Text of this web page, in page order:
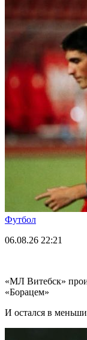
Футбол
06.08.26 22:21
«МЛ Витебск»
«Борацем»
И остался в